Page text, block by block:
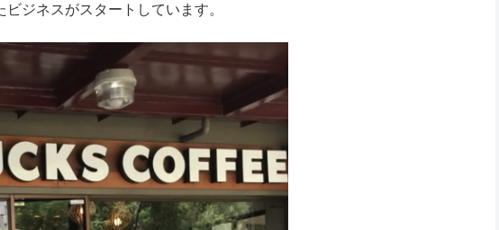
ジネスがスタートしています。